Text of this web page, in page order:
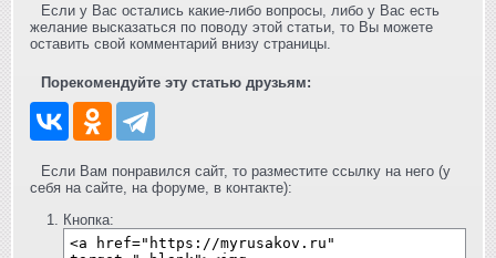
Если у Вас остались какие-либо вопросы, либо у Вас есть
желание высказаться по поводу этой статьи, то Вы можете
оставить свой комментарий внизу страницы.
Порекомендуйте эту статью друзьям:
Если Вам понравился сайт, то разместите ссылку на него (у
себя на сайте, на форуме, в контакте):
Кнопка: